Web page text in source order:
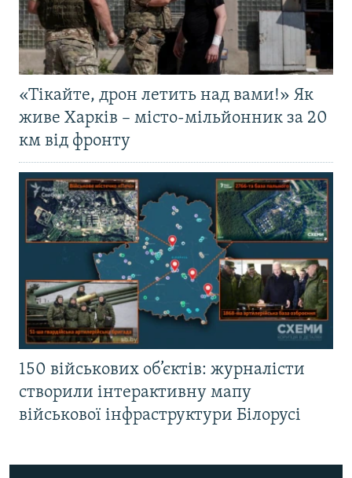
«Тікайте, дрон летить над вами!» Як
живе Харків – місто-мільйонник за 20
км від фронту
150 військових об’єктів: журналісти
створили інтерактивну мапу
військової інфраструктури Білорусі